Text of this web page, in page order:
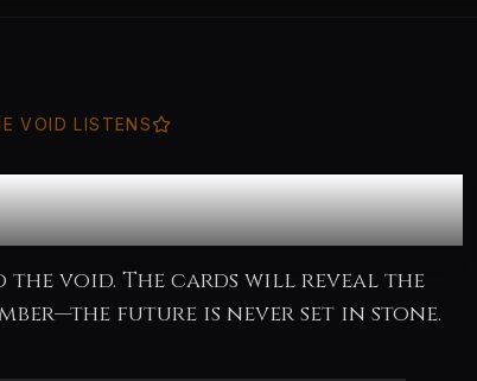
VOID LISTENS
Oracle
the void. The cards will reveal the
future is never set in stone.